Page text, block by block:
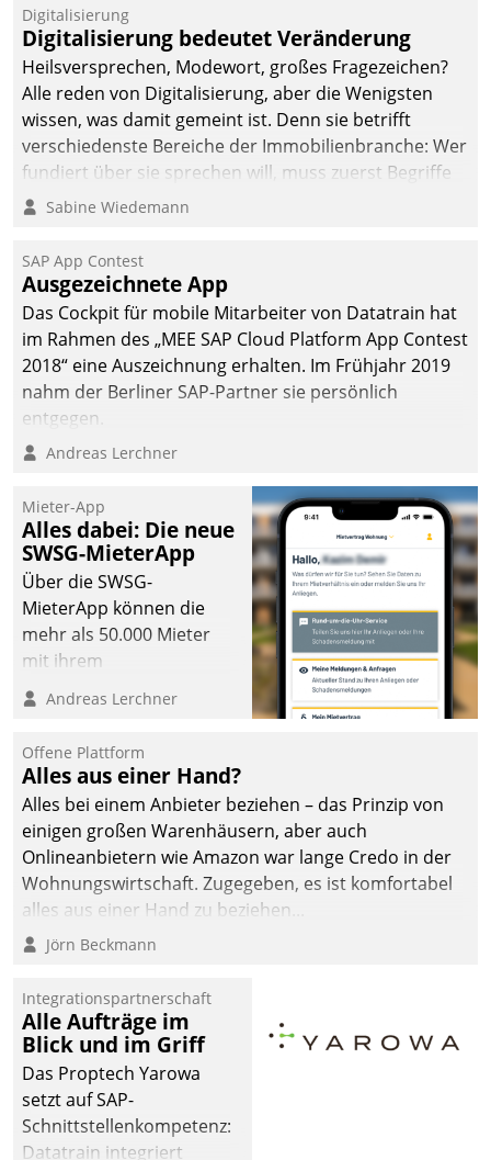
Digitalisierung
Digitalisierung bedeutet Veränderung
Heilsversprechen, Modewort, großes Fragezeichen?
Alle reden von Digitalisierung, aber die Wenigsten
wissen, was damit gemeint ist. Denn sie betrifft
verschiedenste Bereiche der Immobilienbranche: Wer
fundiert über sie sprechen will, muss zuerst Begriffe
klären. Ein Aspekt ist die betriebliche Optimierung:
Einsparungen durch optimierte und automatisierte
Prozesse. Doch man darf nicht zu viel erwarten: Allein
mit der Einführung einer neuen Software ist es nicht
getan. Die Digitalisierung erfordert von Unternehmen
die Bereitschaft, sich zu überprüfen, zu hinterfragen
und zu verändern.
Sabine Wiedemann
SAP App Contest
Ausgezeichnete App
Das Cockpit für mobile Mitarbeiter von Datatrain hat
im Rahmen des „MEE SAP Cloud Platform App Contest
2018“ eine Auszeichnung erhalten. Im Frühjahr 2019
nahm der Berliner SAP-Partner sie persönlich
entgegen.
Andreas Lerchner
Mieter-App
Alles dabei: Die neue
SWSG-MieterApp
Über die SWSG-
MieterApp können die
mehr als 50.000 Mieter
mit ihrem
Wohnungsunternehmen
kommunizieren, auf dem
einsehen und ändern
oder
Schadensmeldungen
abgeben – rund um die
Uhr.
Andreas Lerchner
Offene Plattform
Alles aus einer Hand?
Alles bei einem Anbieter beziehen – das Prinzip von
einigen großen Warenhäusern, aber auch
Onlineanbietern wie Amazon war lange Credo in der
Wohnungswirtschaft. Zugegeben, es ist komfortabel
alles aus einer Hand zu beziehen...
Jörn Beckmann
Integrationspartnerschaft
Alle Aufträge im
Blick und im Griff
Das Proptech Yarowa
setzt auf SAP-
Schnittstellenkompetenz:
Datatrain integriert